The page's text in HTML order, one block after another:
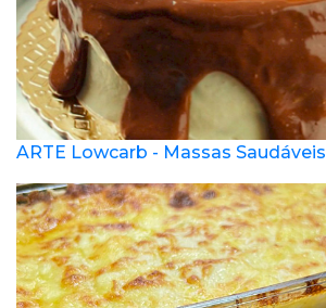
ARTE Lowcarb - Massas Saudáveis